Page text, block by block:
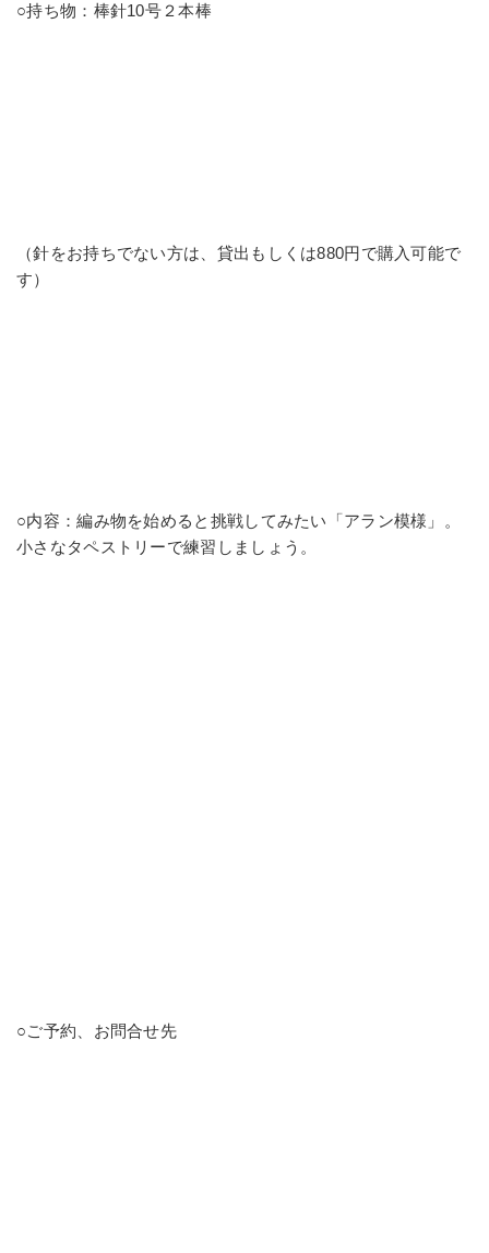
○持ち物：棒針10号２本棒
（針をお持ちでない方は、貸出もしくは880円で購入可能で
す）
○内容：編み物を始めると挑戦してみたい「アラン模様」。
小さなタペストリーで練習しましょう。
○ご予約、お問合せ先